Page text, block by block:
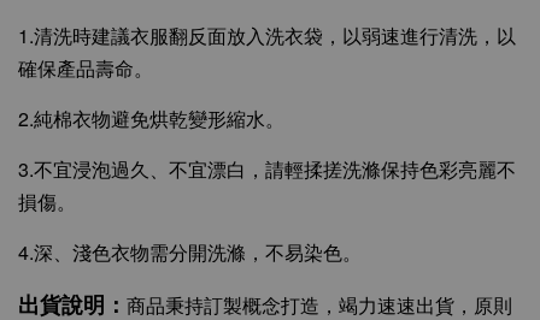
1.清洗時建議衣服翻反面放入洗衣袋，以弱速進行清洗，以
確保產品壽命。
2.純棉衣物避免烘乾變形縮水。
3.不宜浸泡過久、不宜漂白，請輕揉搓洗滌保持色彩亮麗不
損傷。
4.深、淺色衣物需分開洗滌，不易染色。
出貨說明： 商品秉持訂製概念打造，竭力速速出貨，原則